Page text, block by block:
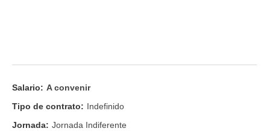
Salario: A convenir
Tipo de contrato: Indefinido
Jornada: Jornada Indiferente